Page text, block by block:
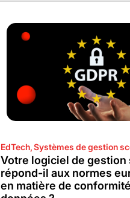
EdTech,Systèmes de gestion
Votre logiciel de gestion
répond-il aux normes
en matière de